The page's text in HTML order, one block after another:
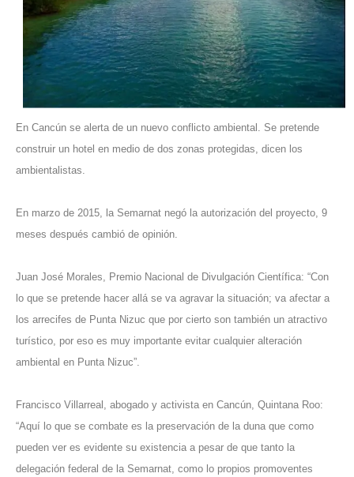
En Cancún se alerta de un nuevo conflicto ambiental. Se pretende
construir un hotel en medio de dos zonas protegidas, dicen los
ambientalistas.
En marzo de 2015, la Semarnat negó la autorización del proyecto, 9
meses después cambió de opinión.
Juan José Morales, Premio Nacional de Divulgación Científica: “Con
lo que se pretende hacer allá se va agravar la situación; va afectar a
los arrecifes de Punta Nizuc que por cierto son también un atractivo
turístico, por eso es muy importante evitar cualquier alteración
ambiental en Punta Nizuc”.
Francisco Villarreal, abogado y activista en Cancún, Quintana Roo:
“Aquí lo que se combate es la preservación de la duna que como
pueden ver es evidente su existencia a pesar de que tanto la
delegación federal de la Semarnat, como lo propios promoventes